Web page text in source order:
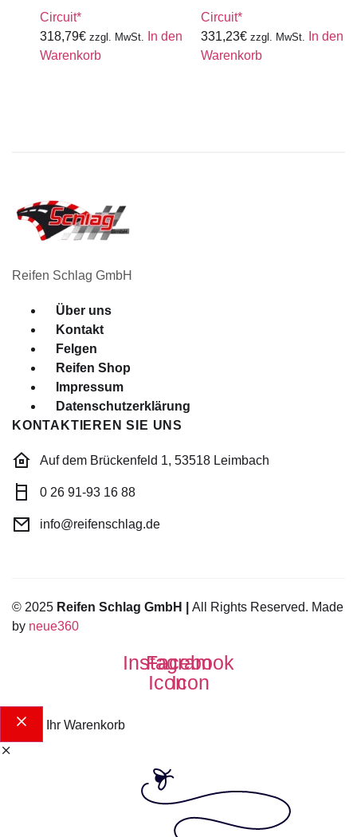
Circuit*
318,79€ zzgl. MwSt.
In den
Warenkorb
Circuit*
331,23€ zzgl. MwSt.
In den
Warenkorb
Reifen Schlag GmbH
Menü
Über uns
Kontakt
Felgen
Reifen Shop
Impressum
Datenschutzerklärung
KONTAKTIEREN SIE UNS
Auf dem Brückenfeld 1, 53518 Leimbach
0 26 91-93 16 88
info@reifenschlag.de
© 2025 Reifen Schlag GmbH | All Rights Reserved. Made
by neue360
Instagram
Icon
Facebook
Icon
Ihr Warenkorb